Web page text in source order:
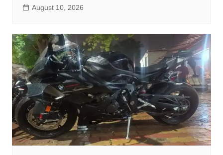
August 10, 2026